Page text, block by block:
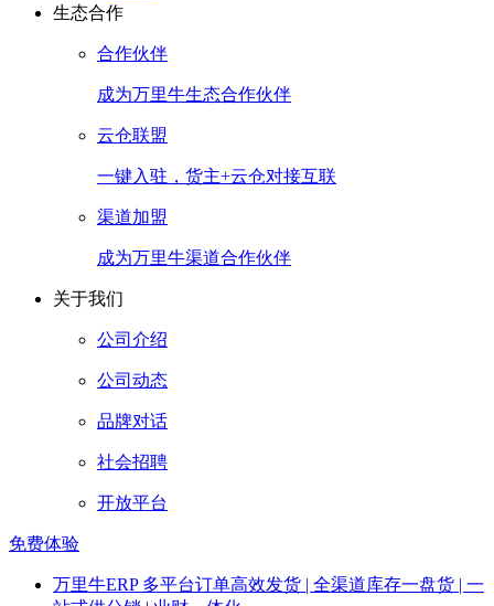
生态合作
合作伙伴
成为万里牛生态合作伙伴
云仓联盟
一键入驻，货主+云仓对接互联
渠道加盟
成为万里牛渠道合作伙伴
关于我们
公司介绍
公司动态
品牌对话
社会招聘
开放平台
免费体验
万里牛ERP 多平台订单高效发货 | 全渠道库存一盘货 | 一